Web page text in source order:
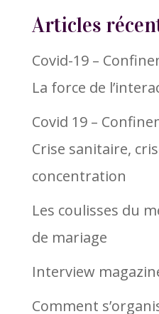
Articles
Covid-19 –
La force de
Covid 19 –
Crise sanitaire,
concentration
Les coulisses du
de mariage
Interview
Comment